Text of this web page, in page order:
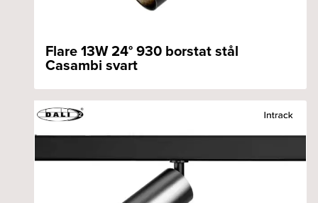
Flare 13W 24° 930 borstat stål
Casambi svart